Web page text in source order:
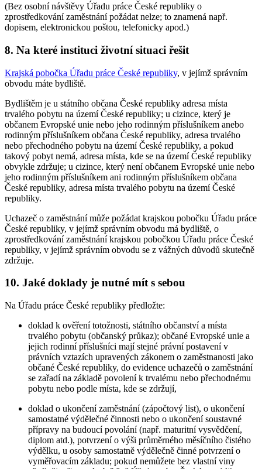
(Bez osobní návštěvy Úřadu práce České republiky o
zprostředkování zaměstnání požádat nelze; to znamená např.
dopisem, elektronickou poštou, telefonicky apod.)
8. Na které instituci životní situaci řešit
Krajská pobočka Úřadu práce České republiky, v jejímž správním
obvodu máte bydliště.
Bydlištěm je u státního občana České republiky adresa místa
trvalého pobytu na území České republiky; u cizince, který je
občanem Evropské unie nebo jeho rodinným příslušníkem anebo
rodinným příslušníkem občana České republiky, adresa trvalého
nebo přechodného pobytu na území České republiky, a pokud
takový pobyt nemá, adresa místa, kde se na území České republiky
obvykle zdržuje; u cizince, který není občanem Evropské unie nebo
jeho rodinným příslušníkem ani rodinným příslušníkem občana
České republiky, adresa místa trvalého pobytu na území České
republiky.
Uchazeč o zaměstnání může požádat krajskou pobočku Úřadu práce
České republiky, v jejímž správním obvodu má bydliště, o
zprostředkování zaměstnání krajskou pobočkou Úřadu práce České
republiky, v jejímž správním obvodu se z vážných důvodů skutečně
zdržuje.
10. Jaké doklady je nutné mít s sebou
Na Úřadu práce České republiky předložte:
doklad k ověření totožnosti, státního občanství a místa
trvalého pobytu (občanský průkaz); občané Evropské unie a
jejich rodinní příslušníci mají stejné právní postavení v
právních vztazích upravených zákonem o zaměstnanosti jako
občané České republiky, do evidence uchazečů o zaměstnání
se zařadí na základě povolení k trvalému nebo přechodnému
pobytu nebo podle místa, kde se zdržují,
doklad o ukončení zaměstnání (zápočtový list), o ukončení
samostatné výdělečné činnosti nebo o ukončení soustavné
přípravy na budoucí povolání (např. maturitní vysvědčení,
diplom atd.), potvrzení o výši průměrného měsíčního čistého
výdělku, u osoby samostatně výdělečně činné potvrzení o
vyměřovacím základu; pokud nemůžete bez vlastní viny